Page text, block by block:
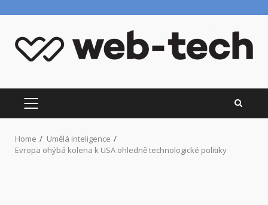
content
PRIMARY
MENU
Home
Umělá inteligence
Evropa ohýbá kolena k USA ohledně technologické politiky